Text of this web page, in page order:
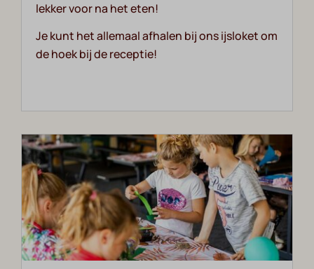
lekker voor na het eten!
Je kunt het allemaal afhalen bij ons ijsloket om
de hoek bij de receptie!